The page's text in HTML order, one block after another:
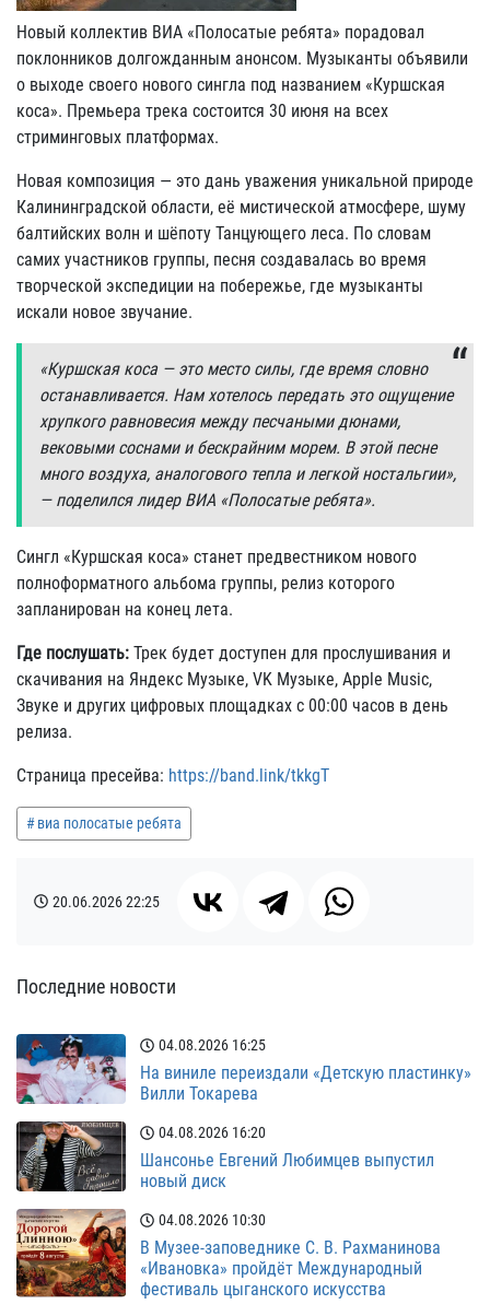
Новый коллектив ВИА «Полосатые ребята» порадовал
поклонников долгожданным анонсом. Музыканты объявили
о выходе своего нового сингла под названием «Куршская
коса». Премьера трека состоится 30 июня на всех
стриминговых платформах.
Новая композиция — это дань уважения уникальной природе
Калининградской области, её мистической атмосфере, шуму
балтийских волн и шёпоту Танцующего леса. По словам
самих участников группы, песня создавалась во время
творческой экспедиции на побережье, где музыканты
искали новое звучание.
«Куршская коса — это место силы, где время словно
останавливается. Нам хотелось передать это ощущение
хрупкого равновесия между песчаными дюнами,
вековыми соснами и бескрайним морем. В этой песне
много воздуха, аналогового тепла и легкой ностальгии»,
— поделился лидер ВИА «Полосатые ребята».
Сингл «Куршская коса» станет предвестником нового
полноформатного альбома группы, релиз которого
запланирован на конец лета.
Где послушать: Трек будет доступен для прослушивания и
скачивания на Яндекс Музыке, VK Музыке, Apple Music,
Звуке и других цифровых площадках с 00:00 часов в день
релиза.
Страница пресейва: https://band.link/tkkgT
виа полосатые ребята
20.06.202622:25
Последние новости
04.08.2026 16:25
На виниле переиздали «Детскую пластинку»
Вилли Токарева
04.08.2026 16:20
Шансонье Евгений Любимцев выпустил
новый диск
04.08.2026 10:30
В Музее-заповеднике С. В. Рахманинова
«Ивановка» пройдёт Международный
фестиваль цыганского искусства